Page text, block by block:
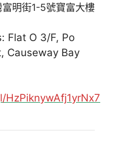
明街1-5號寶富大樓
Flat O 3/F, Po
Causeway Bay